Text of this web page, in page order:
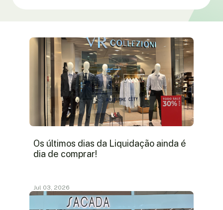
Os últimos dias da Liquidação ainda é
dia de comprar!
Jul 03, 2026